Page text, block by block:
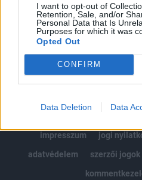
I want to opt-out of
Retention, Sale, and/or
Personal Data that Is
Purposes for which it was
Opted Out
CONFIRM
Data Deletion Data
MÁR ELŐFIZETŐNK VAGY?
impresszum
jogi
adatvédelem
szerzői jogok